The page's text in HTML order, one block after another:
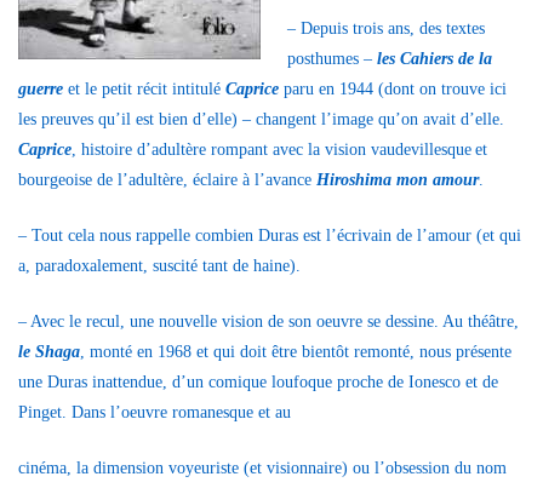
– Depuis trois ans, des textes
posthumes –les Cahiers de la
guerre et le petit récit intitulé Caprice paru en 1944 (dont on trouve ici
les preuves qu’il est bien d’elle) – changent l’image qu’on avait d’elle.
Caprice, histoire d’adultère rompant avec la vision vaudevillesque et
bourgeoise de l’adultère, éclaire à l’avance Hiroshima mon amour.
– Tout cela nous rappelle combien Duras est l’écrivain de l’amour (et qui
a, paradoxalement, suscité tant de haine).
– Avec le recul, une nouvelle vision de son oeuvre se dessine. Au théâtre,
le Shaga, monté en 1968 et qui doit être bientôt remonté, nous présente
une Duras inattendue, d’un comique loufoque proche de Ionesco et de
Pinget. Dans l’oeuvre romanesque et au
cinéma, la dimension voyeuriste (et visionnaire) ou l’obsession du nom